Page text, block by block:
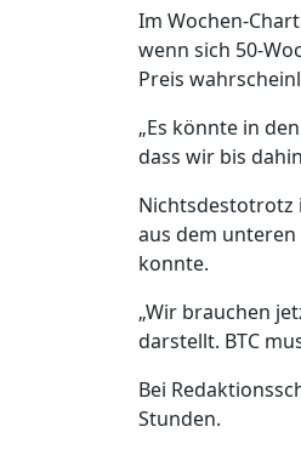
Im Wochen-
wenn sich 50-
Preis
„Es könnte in
dass wir bis
Nichtsdestotrotz
aus dem unteren
konnte.
„Wir brauchen
darstellt. BTC
Bei
Stunden.